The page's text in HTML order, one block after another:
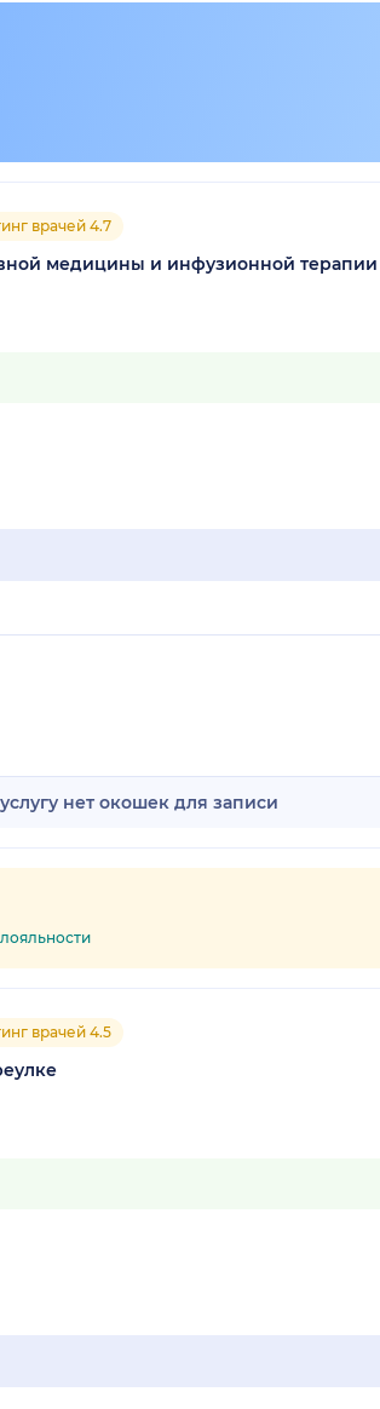
врачей 4.7
медицины и инфузионной терапии
нет окошек для записи
врачей 4.5